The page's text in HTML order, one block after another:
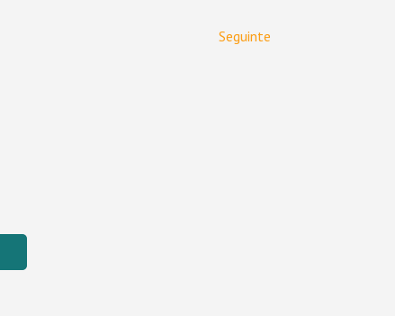
Seguinte